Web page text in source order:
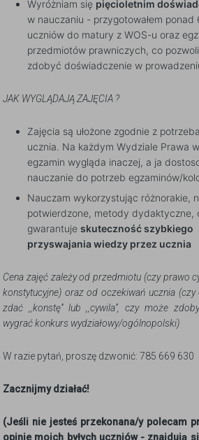
Wyróżniam się pięcioletnim
w nauczaniu - przygotowałem ponad
uczniów do matury z WOS-u oraz
przedmiotów prawniczych, co
zdobyć doświadczenie w
JAK WYGLĄDAJĄ ZAJĘCIA ?
Zajęcia są ułożone zgodnie z
ucznia. Na każdym Wydziale Prawa
egzamin wygląda inaczej, a ja
nauczanie do potrzeb egzaminów/
Nauczam wykorzystując różnorakie,
potwierdzone, metody dydaktyczne,
gwarantuje skuteczność szybkiego
przyswajania wiedzy przez ucznia
Cena zajęć zależy od przedmiotu (czy prawo
konstytucyjne) oraz od oczekiwań ucznia (czy
zdać ,,konstę’‘ lub ,,cywila’‘, czy może
wygrać konkurs wydziałowy/ogólnopolski)
W razie pytań, proszę dzwonić: 785 669 630
Zacznijmy działać!
(Jeśli nie jesteś przekonana/y polecam
opinie moich byłych uczniów - znajdują